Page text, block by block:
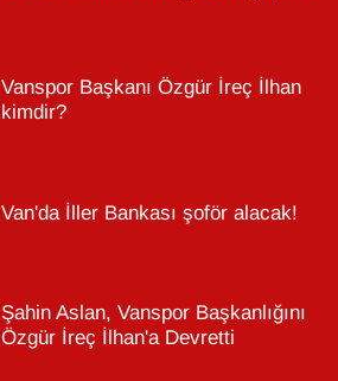
Vanspor Başkanı Özgür İreç İlhan
kimdir?
Van'da İller Bankası şoför alacak!
Şahin Aslan, Vanspor Başkanlığını
Özgür İreç İlhan'a Devretti